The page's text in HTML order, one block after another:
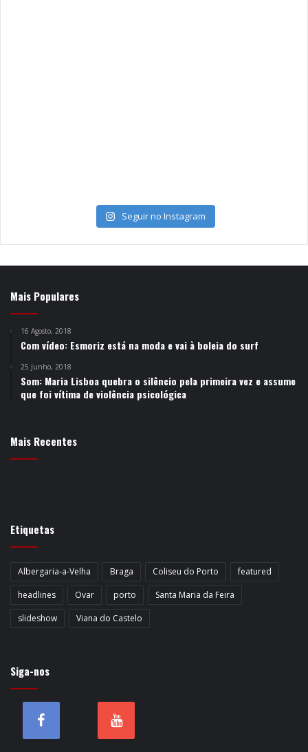
Seguir no Instagram
Mais Populares
16 Agosto, 2018
Com vídeo: Esmoriz está na moda e vai à boleia do surf
25 Junho, 2018
Som: Maria Lisboa quebra o silêncio pela primeira vez e assume
que foi vítima de violência psicológica
Mais Recentes
Etiquetas
Albergaria-a-Velha Braga Coliseu do Porto
featured
headlines
Ovar porto
Santa Maria da Feira
slideshow
Viana do Castelo
Siga-nos